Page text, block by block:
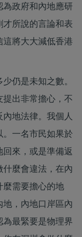
為政府和內地應研
才所說的言論和表
將大大減低香港
仍是未知之數。
出非常擔心，不
地法律。我個人
一名市民如果於
來，或是準備返
什麼會違法，在內
麼需要擔心的地
，內地口岸區內
為最緊要是物理界